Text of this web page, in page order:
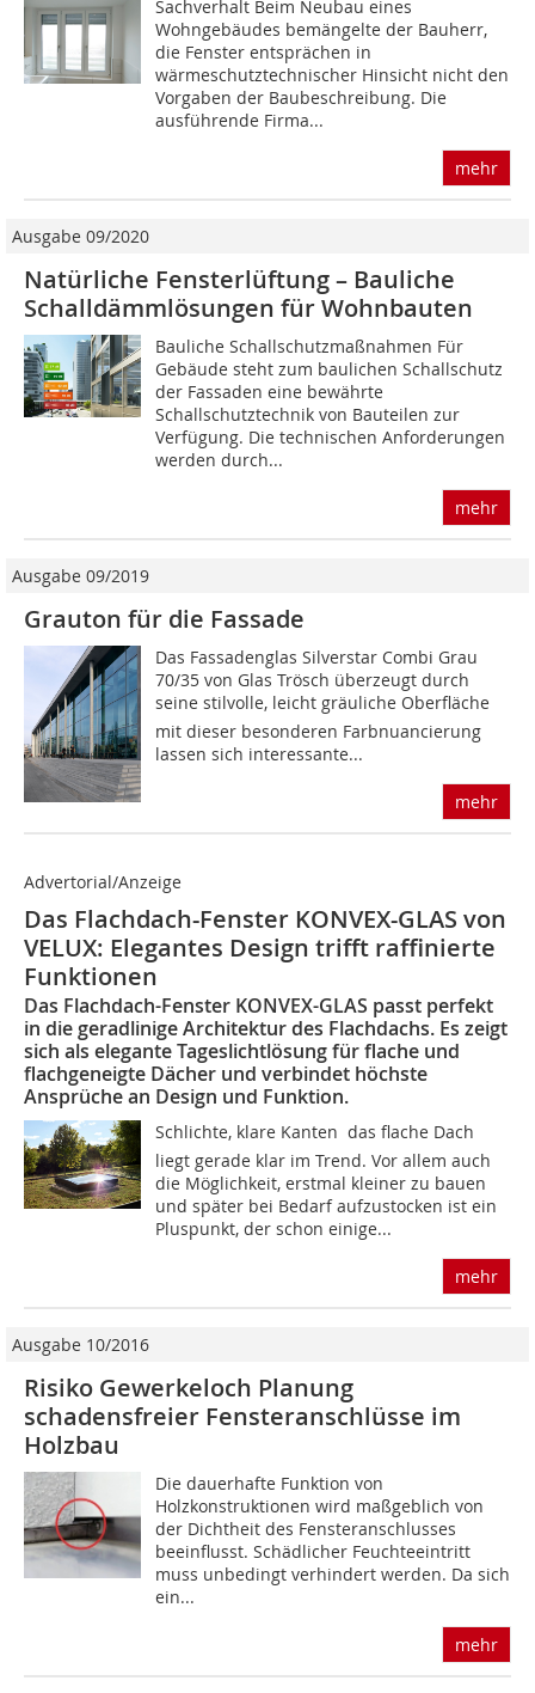
Sachverhalt Beim Neubau eines
Wohngebäudes bemängelte der Bauherr,
die Fenster entsprächen in
wärmeschutztechnischer Hinsicht nicht den
Vorgaben der Baubeschreibung. Die
ausführende Firma...
mehr
Ausgabe 09/2020
Natürliche Fensterlüftung – Bauliche
Schalldämm­lösungen für Wohnbauten
Bauliche Schallschutzmaßnahmen Für
Gebäude steht zum baulichen Schallschutz
der Fassaden eine bewährte
Schallschutztechnik von Bauteilen zur
Verfügung. Die technischen Anforderungen
werden durch...
mehr
Ausgabe 09/2019
Grauton für die Fassade
Das Fassadenglas Silverstar Combi Grau
70/35 von Glas Trösch überzeugt durch
seine stilvolle, leicht gräuliche Oberfläche 
mit dieser besonderen Farbnuancierung
lassen sich interessante...
mehr
Advertorial/Anzeige
Das Flachdach-Fenster KONVEX-GLAS von
VELUX: Elegantes Design trifft raffinierte
Funktionen
Das Flachdach-Fenster KONVEX-GLAS passt perfekt
in die geradlinige Architektur des Flachdachs. Es zeigt
sich als elegante Tageslichtlösung für flache und
flachgeneigte Dächer und verbindet höchste
Ansprüche an Design und Funktion.
Schlichte, klare Kanten  das flache Dach
liegt gerade klar im Trend. Vor allem auch
die Möglichkeit, erstmal kleiner zu bauen
und später bei Bedarf aufzustocken ist ein
Pluspunkt, der schon einige...
mehr
Ausgabe 10/2016
Risiko Gewerkeloch Planung
schadensfreier Fensteranschlüsse im
Holzbau
Die dauerhafte Funktion von
Holzkonstruktionen wird maßgeblich von
der Dichtheit des Fensteranschlusses
beeinflusst. Schädlicher Feuchteeintritt
muss unbedingt verhindert werden. Da sich
ein...
mehr